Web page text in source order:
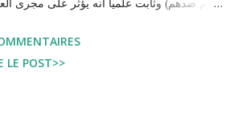
حكم ضدهم) وثابت علميا انه يؤثر على مجرى
التي قضاها تحفظيا . هذه الممارسات تسبب
و تجعل المواطن يحقد على المنظومةLE POST>>